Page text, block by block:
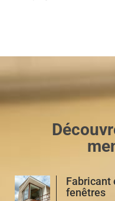
Fabricant
fenêtres